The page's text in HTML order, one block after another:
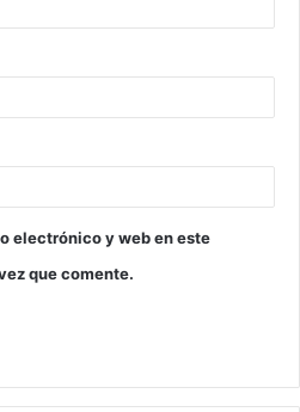
electrónico y web en este
que comente.